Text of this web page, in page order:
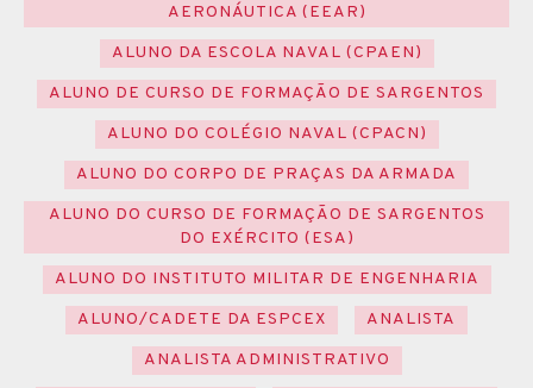
AERONÁUTICA (EEAR)
ALUNO DA ESCOLA NAVAL (CPAEN)
ALUNO DE CURSO DE FORMAÇÃO DE SARGENTOS
ALUNO DO COLÉGIO NAVAL (CPACN)
ALUNO DO CORPO DE PRAÇAS DA ARMADA
ALUNO DO CURSO DE FORMAÇÃO DE SARGENTOS
DO EXÉRCITO (ESA)
ALUNO DO INSTITUTO MILITAR DE ENGENHARIA
ALUNO/CADETE DA ESPCEX
ANALISTA
ANALISTA ADMINISTRATIVO